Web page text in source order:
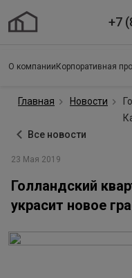
+7
О компании Корпоративная
Главная Новости
Все новости
23 Мая 2019
Голландский
украсит новое